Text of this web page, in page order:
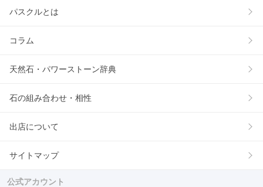
パスクルとは
コラム
天然石・パワーストーン辞典
石の組み合わせ・相性
出店について
サイトマップ
公式アカウント